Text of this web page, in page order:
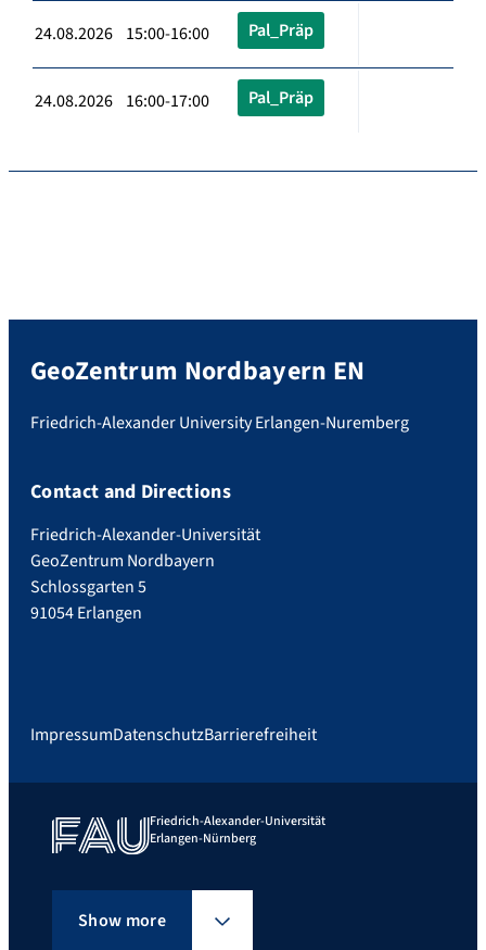
24.08.2026 15:00-16:00 Pal_Präp
24.08.2026 16:00-17:00 Pal_Präp
GeoZentrum Nordbayern EN
Friedrich-Alexander University Erlangen-Nuremberg
Contact and Directions
Friedrich-Alexander-Universität
GeoZentrum Nordbayern
Schlossgarten 5
91054 Erlangen
ImpressumDatenschutzBarrierefreiheit
Friedrich-Alexander-Universität
Erlangen-Nürnberg
Show more